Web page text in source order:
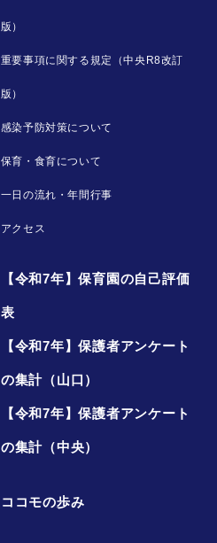
版）
重要事項に関する規定（中央R8改訂
版）
感染予防対策について
保育・食育について
一日の流れ・年間行事
アクセス
【令和7年】保育園の自己評価
表
【令和7年】保護者アンケート
の集計（山口）
【令和7年】保護者アンケート
の集計（中央）
ココモの歩み